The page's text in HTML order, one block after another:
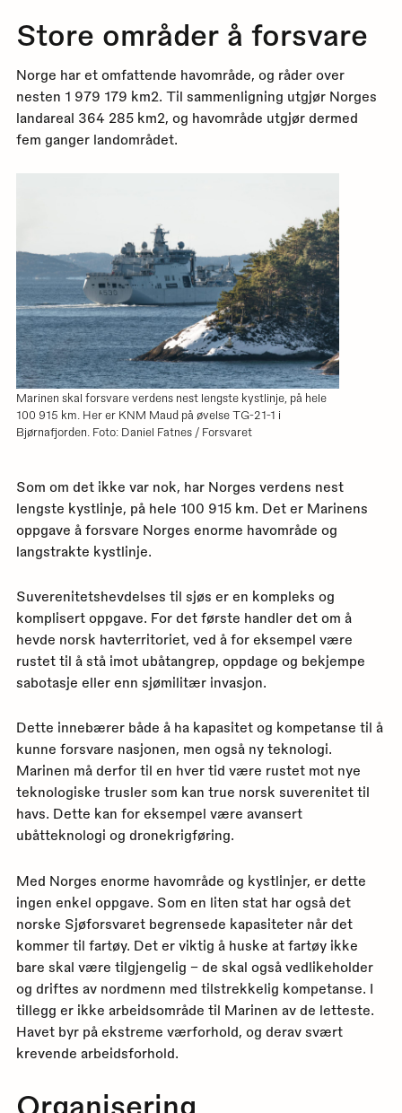
Store områder å forsvare
Norge har et omfattende havområde, og råder over
nesten 1 979 179 km2. Til sammenligning utgjør Norges
landareal 364 285 km2, og havområde utgjør dermed
fem ganger landområdet.
Marinen skal forsvare verdens nest lengste kystlinje, på hele
100 915 km. Her er KNM Maud på øvelse TG-21-1 i
Bjørnafjorden. Foto: Daniel Fatnes / Forsvaret
Som om det ikke var nok, har Norges verdens nest
lengste kystlinje, på hele 100 915 km. Det er Marinens
oppgave å forsvare Norges enorme havområde og
langstrakte kystlinje.
Suverenitetshevdelses til sjøs er en kompleks og
komplisert oppgave. For det første handler det om å
hevde norsk havterritoriet, ved å for eksempel være
rustet til å stå imot ubåtangrep, oppdage og bekjempe
sabotasje eller enn sjømilitær invasjon.
Dette innebærer både å ha kapasitet og kompetanse til å
kunne forsvare nasjonen, men også ny teknologi.
Marinen må derfor til en hver tid være rustet mot nye
teknologiske trusler som kan true norsk suverenitet til
havs. Dette kan for eksempel være avansert
ubåtteknologi og dronekrigføring.
Med Norges enorme havområde og kystlinjer, er dette
ingen enkel oppgave. Som en liten stat har også det
norske Sjøforsvaret begrensede kapasiteter når det
kommer til fartøy. Det er viktig å huske at fartøy ikke
bare skal være tilgjengelig – de skal også vedlikeholder
og driftes av nordmenn med tilstrekkelig kompetanse. I
tillegg er ikke arbeidsområde til Marinen av de letteste.
Havet byr på ekstreme værforhold, og derav svært
krevende arbeidsforhold.
Organisering